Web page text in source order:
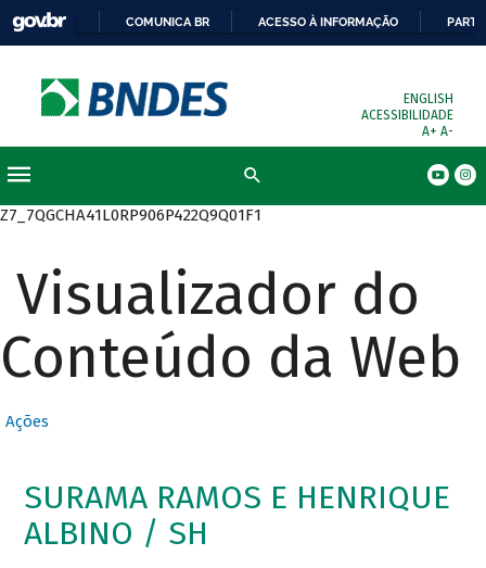
COMUNICA BR ACESSO À INFORMAÇÃO
ENGLISH
ACESSIBILIDADE
A+ A-
Z7_7QGCHA41L0RP906P422Q9Q01F1
Visualizador do
Conteúdo da Web
Ações
SURAMA RAMOS E HENRIQUE
ALBINO / SH